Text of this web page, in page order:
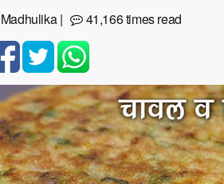
| 41,166 times read